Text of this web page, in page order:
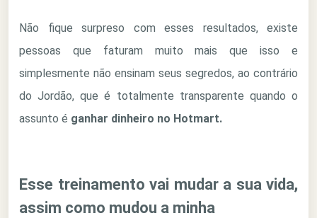
Não fique surpreso com esses resultados, existe
pessoas que faturam muito mais que isso e
simplesmente não ensinam seus segredos, ao contrário
do Jordão, que é totalmente transparente quando o
assunto é ganhar dinheiro no Hotmart.
Esse treinamento vai mudar a sua vida,
assim como mudou a minha